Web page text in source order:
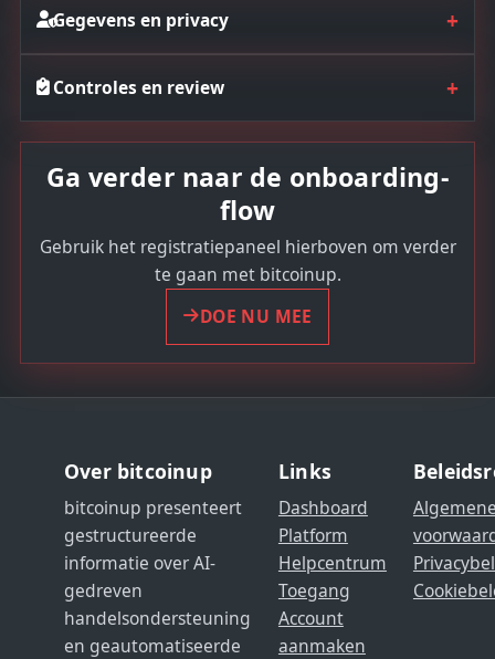
Gegevens en privacy +
Controles en review +
Ga verder naar de onboarding-
flow
Gebruik het registratiepaneel hierboven om verder
te gaan met bitcoinup.
DOE NU MEE
Over bitcoinup
bitcoinup presenteert
gestructureerde
informatie over AI-
gedreven
handelsondersteuning
en geautomatiseerde
Links
Dashboard
Platform
Helpcentrum
Toegang
Account
aanmaken